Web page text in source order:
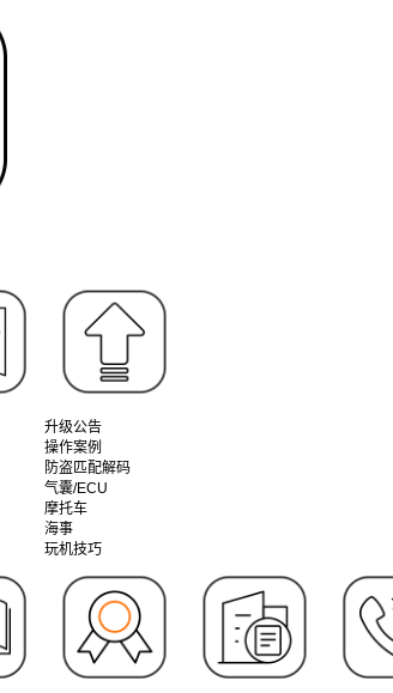
升级公告
操作案例
防盗匹配解码
气囊/ECU
摩托车
海事
玩机技巧